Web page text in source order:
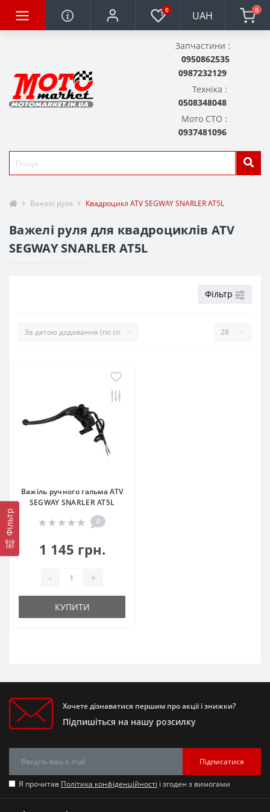
0 UAH 0
Запчастини :
0950862535
0987232129
Техніка :
0508348048
Мото СТО :
0937481096
Важелі руля Квадроцикл ATV SEGWAY SNARLER AT5L
Важелі руля для квадроциклів ATV
SEGWAY SNARLER AT5L
Фільтр
Фільтр
Важіль ручного гальма ATV
SEGWAY SNARLER AT5L
0
1 145 грн.
- +
КУПИТИ
Хочете дізнаватися першим про акції і знижки?
Підпишіться на нашу розсилку
Підписатися
Я прочитав Політика конфіденційності і згоден з вимогами